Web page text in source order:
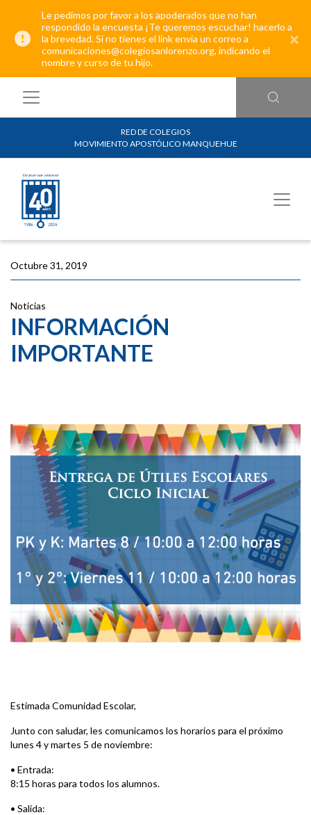
Le pedimos por favor a los apoderados que no han
respondido la encuesta ¡Te queremos escuchar! hacerlo a
la brevedad. Si no tienes el link envía un correo a
comunicaciones@colegiosanlorenzo.org, indicando el
nombre y curso de tu hijo.
×
RED DE COLEGIOS
MOVIMIENTO APOSTÓLICO MANQUEHUE
Octubre 31, 2019
Noticias
INFORMACIÓN
IMPORTANTE
Estimada Comunidad Escolar,
Junto con saludar, les comunicamos los horarios para el próximo
lunes 4 y martes 5 de noviembre:
• Entrada:
8:15 horas para todos los alumnos.
• Salida: